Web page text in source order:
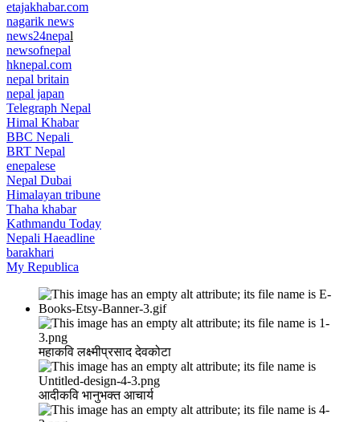
etajakhabar.com
nagarik news
news24nepal
newsofnepal
hknepal.com
nepal britain
nepal japan
Telegraph Nepal
Himal Khabar
BBC Nepali
BRT Nepal
enepalese
Nepal Dubai
Himalayan tribune
Thaha khabar
Kathmandu Today
Nepali Haeadline
barakhari
My Republica
महाकवि लक्ष्मीप्रसाद देवकोटा
आदीकवि भानुभक्त आचार्य